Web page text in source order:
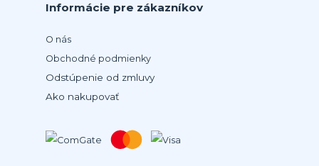
Informácie pre zákazníkov
O nás
Obchodné podmienky
Odstúpenie od zmluvy
Ako nakupovať